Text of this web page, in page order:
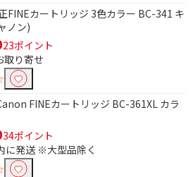
FINEカートリッジ 3色カラー BC-341 キ
ノン)
23ポイント
取り寄せ
FINEカートリッジ BC-361XL カラ
34ポイント
に発送 ※大型品除く
円